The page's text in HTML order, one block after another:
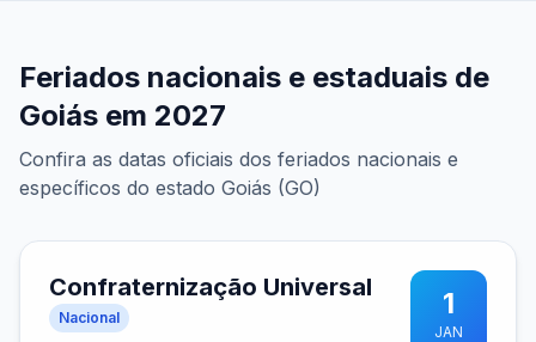
Feriados nacionais e estaduais de
Goiás em 2027
Confira as datas oficiais dos feriados nacionais e
específicos do estado Goiás (GO)
Confraternização Universal
Nacional 1
JAN